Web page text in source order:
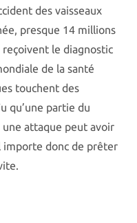
des vaisseaux
presque 14 millions
le diagnostic
de la santé
touchent des
qu’une partie du
une attaque peut avoir
importe donc de prêter